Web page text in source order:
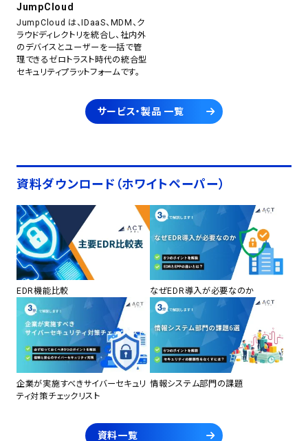
JumpCloud
JumpCloud は、IDaaS、MDM、ク
ラウドディレクトリを統合し、社内外
のデバイスとユーザーを一括で管
理できるゼロトラスト時代の統合型
セキュリティプラットフォームです。
サービス・製品 一覧
資料ダウンロード（ホワイトペーパー）
EDR機能比較 なぜEDR導入が必要なのか
企業が実施すべきサイバーセキュリ
ティ対策チェックリスト
情報システム部門の課題
資料一覧